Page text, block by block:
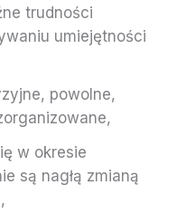
trudności
umiejętności
powolne,
w okresie
są nagłą zmianą